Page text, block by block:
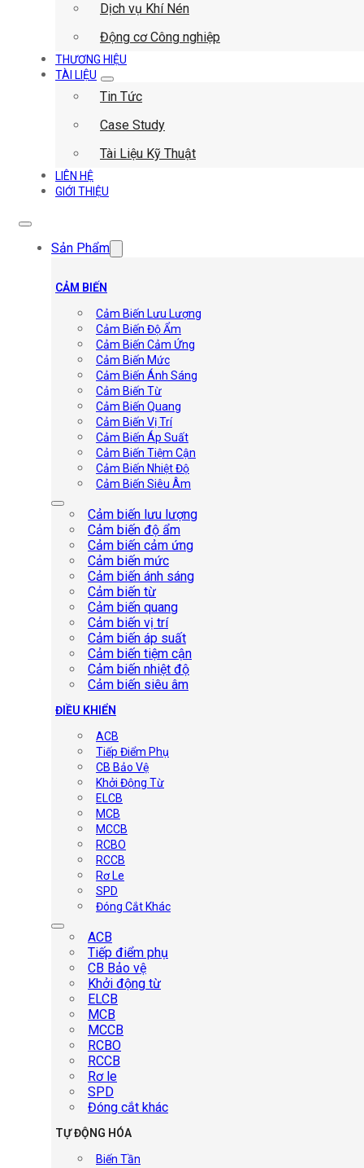
Dịch vụ Khí Nén
Động cơ Công nghiệp
THƯƠNG HIỆU
TÀI LIỆU
Tin Tức
Case Study
Tài Liệu Kỹ Thuật
LIÊN HỆ
GIỚI THIỆU
Sản Phẩm
CẢM BIẾN
Cảm Biến Lưu Lượng
Cảm Biến Độ Ẩm
Cảm Biến Cảm Ứng
Cảm Biến Mức
Cảm Biến Ánh Sáng
Cảm Biến Từ
Cảm Biến Quang
Cảm Biến Vị Trí
Cảm Biến Áp Suất
Cảm Biến Tiệm Cận
Cảm Biến Nhiệt Độ
Cảm Biến Siêu Âm
Cảm biến lưu lượng
Cảm biến độ ẩm
Cảm biến cảm ứng
Cảm biến mức
Cảm biến ánh sáng
Cảm biến từ
Cảm biến quang
Cảm biến vị trí
Cảm biến áp suất
Cảm biến tiệm cận
Cảm biến nhiệt độ
Cảm biến siêu âm
ĐIỀU KHIỂN
ACB
Tiếp Điểm Phụ
CB Bảo Vệ
Khởi Động Từ
ELCB
MCB
MCCB
RCBO
RCCB
Rơ Le
SPD
Đóng Cắt Khác
ACB
Tiếp điểm phụ
CB Bảo vệ
Khởi động từ
ELCB
MCB
MCCB
RCBO
RCCB
Rơ le
SPD
Đóng cắt khác
TỰ ĐỘNG HÓA
Biến Tần